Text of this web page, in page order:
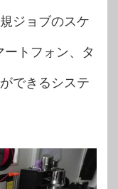
ジョブのスケ
トフォン、タ
できるシステ